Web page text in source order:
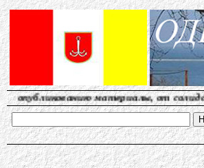
от солидарных с нами